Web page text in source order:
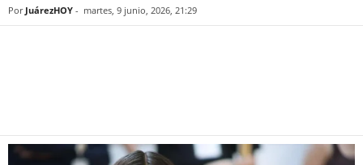
Por JuárezHOY - martes, 9 junio, 2026, 21:29